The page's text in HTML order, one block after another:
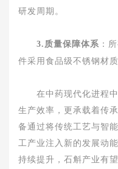
研发周期。
3.质量保障体系 ：
件采用食品级不锈钢材
在中药现代化进程
生产效率，更承载着传
备通过将传统工艺与智
工产业注入新的发展动
持续提升，石斛产业有